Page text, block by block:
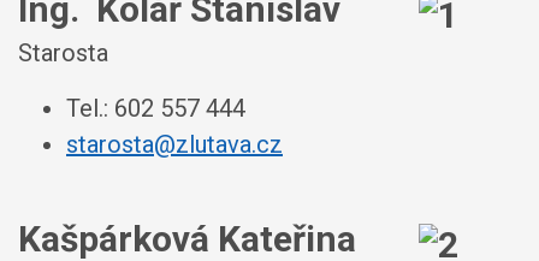
Ing. Kolář Stanislav
Starosta
Tel.: 602 557 444
starosta@zlutava.cz
Kašpárková Kateřina